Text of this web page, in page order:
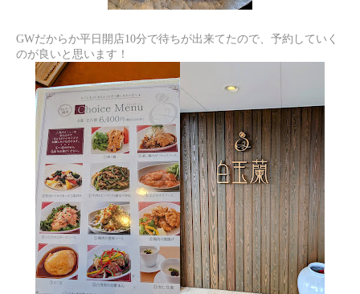
GWだからか平日開店10分で待ちが出来てたので、予約していく
のが良いと思います！